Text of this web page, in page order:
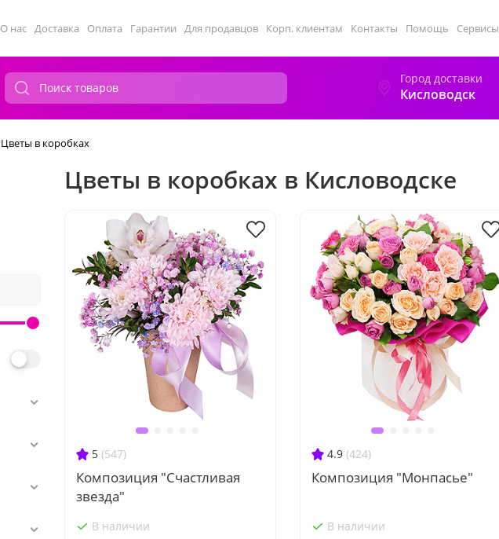
О нас Доставка Оплата Гарантии Для продавцов Корп. клиентам Контакты Помощь Сервисы
Город доставки
Кисловодск
Цветы в коробках
Цветы в коробках в Кисловодске
5 (547)
Композиция "Счастливая
звезда"
В наличии
4.9 (424)
Композиция "Монпасье"
В наличии